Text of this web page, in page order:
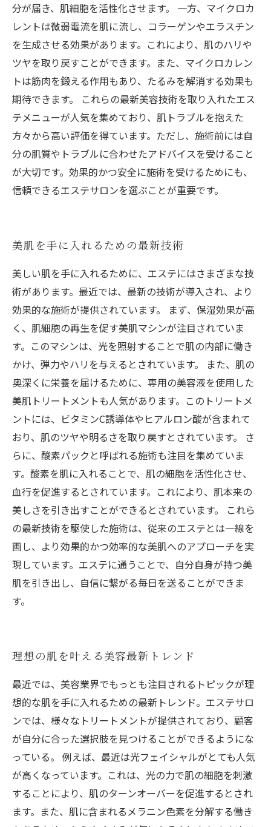
分が届き、肌細胞を活性化させます。 一方、マイクロカ
レントは微弱電流を肌に流し、コラーゲンやエラスチン
を生成させる効果があります。これにより、肌のハリや
ツヤを取り戻すことができます。また、マイクロカレン
トは筋肉を鍛える作用もあり、たるみを解消する効果も
期待できます。 これらの最新美容技術を取り入れたエス
テメニューが人気を集めており、肌トラブルを抱えた
方々から高い評価を得ています。ただし、施術前には自
分の肌質やトラブルに合わせたアドバイスを受けること
が大切です。効果的かつ安全に施術を受けるためにも、
信頼できるエステサロンを選ぶことが重要です。
美肌を手に入れるための最新技術
美しい肌を手に入れるために、エステにはさまざまな技
術があります。最近では、最新の技術が導入され、より
効果的な施術が提供されています。 まず、保湿効果が高
く、肌細胞の再生を促す美肌マシンが注目されていま
す。このマシンは、光を照射することで肌の内部に働き
かけ、弾力やハリを与えるとされています。 また、肌の
奥深くに栄養を届けるために、専用の美容液を使用した
美肌トリートメントも人気があります。このトリートメ
ントには、ビタミンC誘導体やヒアルロン酸が含まれて
おり、肌のツヤや明るさを取り戻すとされています。 さ
らに、酸素パックと呼ばれる施術も注目を集めていま
す。酸素を肌に入れることで、肌の細胞を活性化させ、
血行を促進するとされています。これにより、肌本来の
美しさを引き出すことができるとされています。 これら
の最新技術を駆使した施術は、従来のエステとは一線を
画し、より効果的かつ効率的な美肌へのアプローチを実
現しています。エステに通うことで、自分自身が持つ美
肌を引き出し、自信に繋がる毎日を送ることができま
す。
理想の肌を叶える美容最新トレンド
最近では、美容業界でもっとも注目されるトピックが理
想的な肌を手に入れるための最新トレンド。エステサロ
ンでは、様々なトリートメントが提供されており、顧客
が自分に合った選択肢を見つけることができるようにな
っている。 例えば、最近は光フェイシャルがとても人気
が高くなっています。これは、光の力で肌の細胞を刺激
することにより、肌のターンオーバーを促進するとされ
ます。また、肌に含まれるメラニン色素を分解する働き